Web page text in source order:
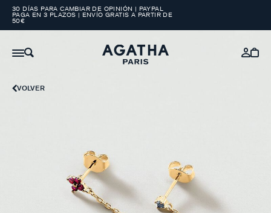
30 DÍAS PARA CAMBIAR DE OPINIÓN | PAYPAL
PAGA EN 3 PLAZOS | ENVÍO GRATIS A PARTIR DE
50€
VOLVER